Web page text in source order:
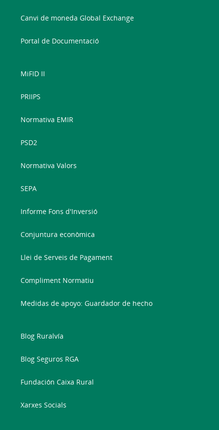
Canvi de moneda Global Exchange
Portal de Documentació
MiFID II
PRIIPS
Normativa EMIR
PSD2
Normativa Valors
SEPA
Informe Fons d'Inversió
Conjuntura econòmica
Llei de Serveis de Pagament
Compliment Normatiu
Medidas de apoyo: Guardador de hecho
Blog Ruralvía
Blog Seguros RGA
Fundación Caixa Rural
Xarxes Socials